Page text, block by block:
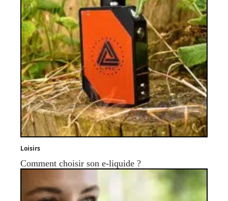
Loisirs
Comment choisir son e-liquide ?